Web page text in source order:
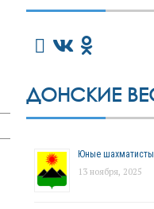
ДОНСКИЕ
Юные шахматисты
13 ноября, 2025